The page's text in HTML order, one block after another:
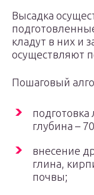
Высадка
кладут в них и
осуществляют
Пошаговый
глубина –
внесение
глина,
почвы;